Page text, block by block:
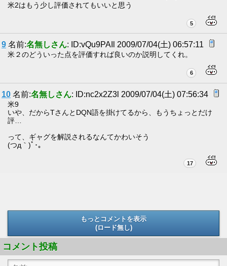
米2はもう少し評価されてもいいと思う
5
9 名前:名無しさん: ID:vQu9PAIl 2009/07/04(土) 06:57:11
米２のどういった点を評価すれば良いのか説明してくれ。
6
10 名前:名無しさん: ID:nc2x2Z3l 2009/07/04(土) 07:56:34
米9
いや、だからTさんとDQN語を掛けてるから、もうちょっとだけ
評…
って、ギャグを解説されるなんてかわいそう
(つд｀)ﾟ･｡
17
もっとコメントを表示
(ロード無し)
コメント投稿